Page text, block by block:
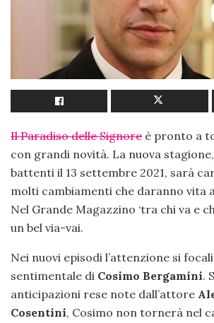
Il Paradiso delle Signore è pronto a
con grandi novità. La nuova
battenti il 13 settembre 2021, sarà
molti cambiamenti che daranno vita
Nel Grande Magazzino ‘tra chi va e
un bel via-vai.
Nei nuovi episodi l’attenzione si
sentimentale di Cosimo Bergamini.
anticipazioni rese note dall’attore
Cosentini, Cosimo non tornerà nel